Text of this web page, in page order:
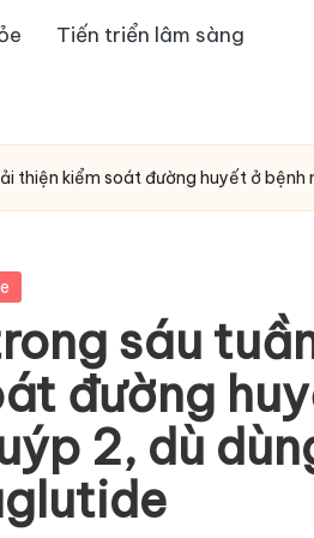
Tiến triển lâm sàng
thiện kiểm soát đường huyết ở
sáu
đường
2, dù